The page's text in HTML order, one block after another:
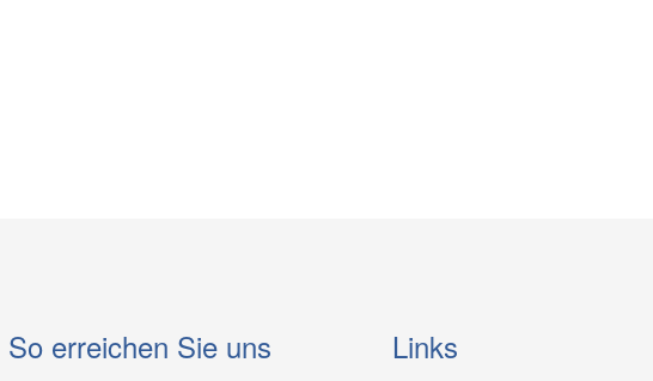
So erreichen Sie uns Links